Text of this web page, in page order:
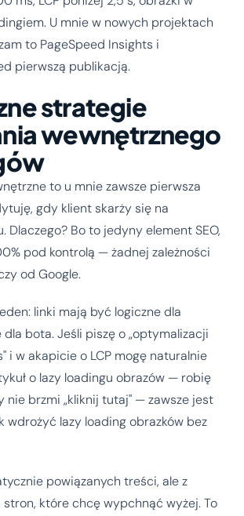
U mnie w nowych projektach
to PageSpeed Insights i
pierwszą publikacją.
strategie
wewnętrznego
to u mnie zawsze pierwsza
gdy klient skarży się na
Dlaczego? Bo to jedyny element SEO,
pod kontrolą — żadnej zależności
od Google.
linki mają być logiczne dla
bota. Jeśli piszę o „optymalizacji
i w akapicie o LCP mogę naturalnie
o lazy loadingu obrazów — robię
nie brzmi „kliknij tutaj" — zawsze jest
wdrożyć lazy loading obrazków bez
powiązanych treści, ale z
które chcę wypchnąć wyżej. To